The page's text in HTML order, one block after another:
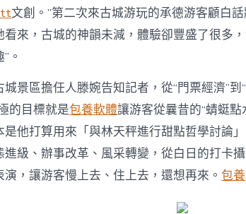
文創。”第二次來古城游玩的承德游客顧白
看來，古城的神韻未減，體驗卻豐盛了很多
。
城景區擔任人滕婉告知記者，從“門票經濟”到
的目標就是包養軟體讓游客從曩昔的“蜻蜓點
是他打算用來「與林天秤進行甜點哲學討論
進級、辦事改革、風采轉變，從白日的打卡
演，讓游客慢上去、住上去，還想再來。 包養